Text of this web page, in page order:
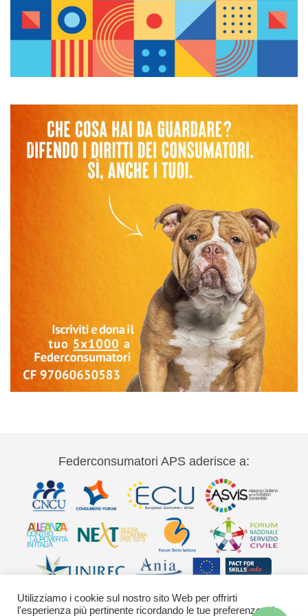
Federconsumatori APS aderisce a:
Utilizziamo i cookie sul nostro sito Web per offrirti
l'esperienza più pertinente ricordando le tue preferenze e le